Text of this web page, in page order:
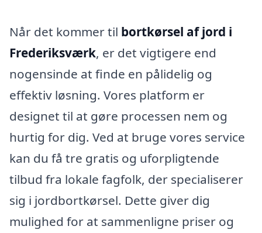
Når det kommer til bortkørsel af jord i
Frederiksværk, er det vigtigere end
nogensinde at finde en pålidelig og
effektiv løsning. Vores platform er
designet til at gøre processen nem og
hurtig for dig. Ved at bruge vores service
kan du få tre gratis og uforpligtende
tilbud fra lokale fagfolk, der specialiserer
sig i jordbortkørsel. Dette giver dig
mulighed for at sammenligne priser og